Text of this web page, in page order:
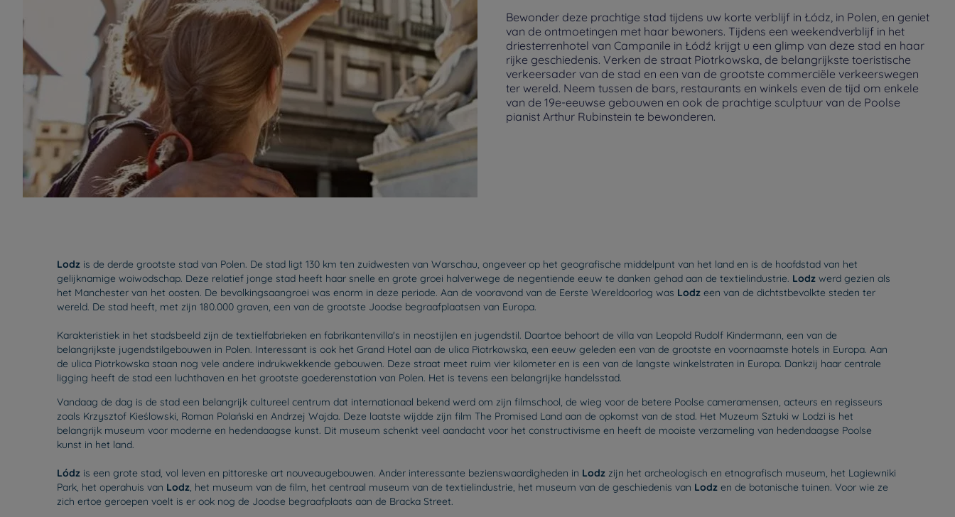
Bewonder deze prachtige stad tijdens uw korte verblijf in Łódz, in Polen, en geniet
van de ontmoetingen met haar bewoners. Tijdens een weekendverblijf in het
driesterrenhotel van Campanile in Łódź krijgt u een glimp van deze stad en haar
rijke geschiedenis. Verken de straat Piotrkowska, de belangrijkste toeristische
verkeersader van de stad en een van de grootste commerciële verkeerswegen
ter wereld. Neem tussen de bars, restaurants en winkels even de tijd om enkele
van de 19e-eeuwse gebouwen en ook de prachtige sculptuur van de Poolse
pianist Arthur Rubinstein te bewonderen.
Lodz is de derde grootste stad van Polen. De stad ligt 130 km ten zuidwesten van Warschau, ongeveer op het geografische middelpunt van het land en is de hoofdstad van het
gelijknamige woiwodschap. Deze relatief jonge stad heeft haar snelle en grote groei halverwege de negentiende eeuw te danken gehad aan de textielindustrie. Lodz werd gezien als
het Manchester van het oosten. De bevolkingsaangroei was enorm in deze periode. Aan de vooravond van de Eerste Wereldoorlog was Lodz een van de dichtstbevolkte steden ter
wereld. De stad heeft, met zijn 180.000 graven, een van de grootste Joodse begraafplaatsen van Europa.
Karakteristiek in het stadsbeeld zijn de textielfabrieken en fabrikantenvilla's in neostijlen en jugendstil. Daartoe behoort de villa van Leopold Rudolf Kindermann, een van de
belangrijkste jugendstilgebouwen in Polen. Interessant is ook het Grand Hotel aan de ulica Piotrkowska, een eeuw geleden een van de grootste en voornaamste hotels in Europa. Aan
de ulica Piotrkowska staan nog vele andere indrukwekkende gebouwen. Deze straat meet ruim vier kilometer en is een van de langste winkelstraten in Europa. Dankzij haar centrale
ligging heeft de stad een luchthaven en het grootste goederenstation van Polen. Het is tevens een belangrijke handelsstad.
Vandaag de dag is de stad een belangrijk cultureel centrum dat internationaal bekend werd om zijn filmschool, de wieg voor de betere Poolse cameramensen, acteurs en regisseurs
zoals Krzysztof Kieślowski, Roman Polański en Andrzej Wajda. Deze laatste wijdde zijn film The Promised Land aan de opkomst van de stad. Het Muzeum Sztuki w Lodzi is het
belangrijk museum voor moderne en hedendaagse kunst. Dit museum schenkt veel aandacht voor het constructivisme en heeft de mooiste verzameling van hedendaagse Poolse
kunst in het land.
Lódz is een grote stad, vol leven en pittoreske art nouveaugebouwen. Ander interessante bezienswaardigheden in Lodz zijn het archeologisch en etnografisch museum, het Lagiewniki
Park, het operahuis van Lodz, het museum van de film, het centraal museum van de textielindustrie, het museum van de geschiedenis van Lodz en de botanische tuinen. Voor wie ze
zich ertoe geroepen voelt is er ook nog de Joodse begraafplaats aan de Bracka Street.